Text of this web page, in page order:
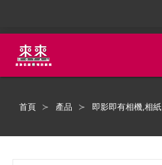
首頁 產品 即影即有相機,相紙